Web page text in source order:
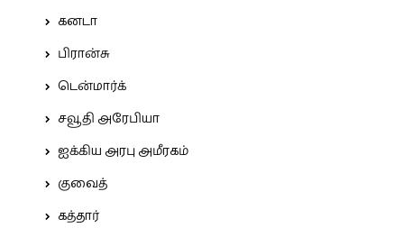
கனடா
பிரான்சு
டென்மார்க்
சவூதி அரேபியா
ஐக்கிய அரபு அமீரகம்
குவைத்
கத்தார்